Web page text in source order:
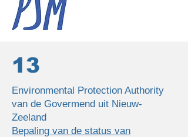
13
Environmental Protection Authority
van de Govermend uit Nieuw-
Zeeland
Bepaling van de status van